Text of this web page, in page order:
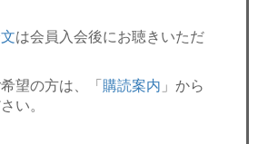
は会員入会後にお聴きいただ
望の方は、「購読案内 」から
い。